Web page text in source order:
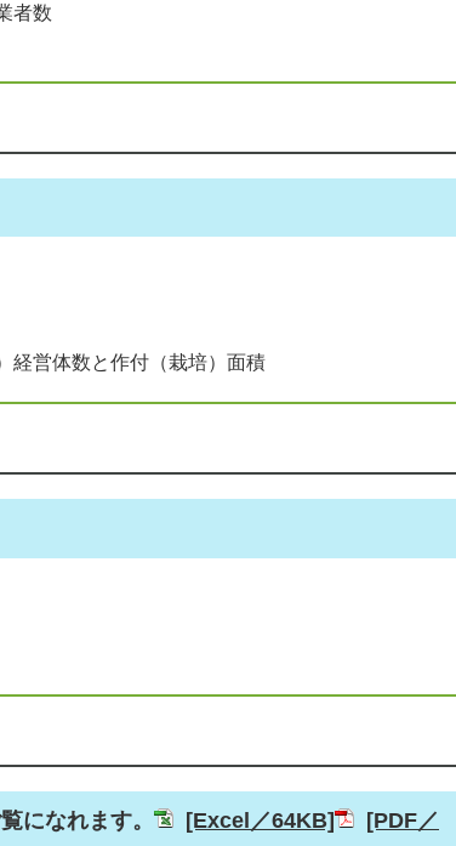
者数
経営体数と作付（栽培）面積
になれます。 [Excel／64KB]
[PDF／